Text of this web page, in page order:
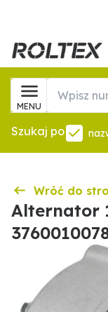
MENU
Szukaj po
Wróć do
Alternator